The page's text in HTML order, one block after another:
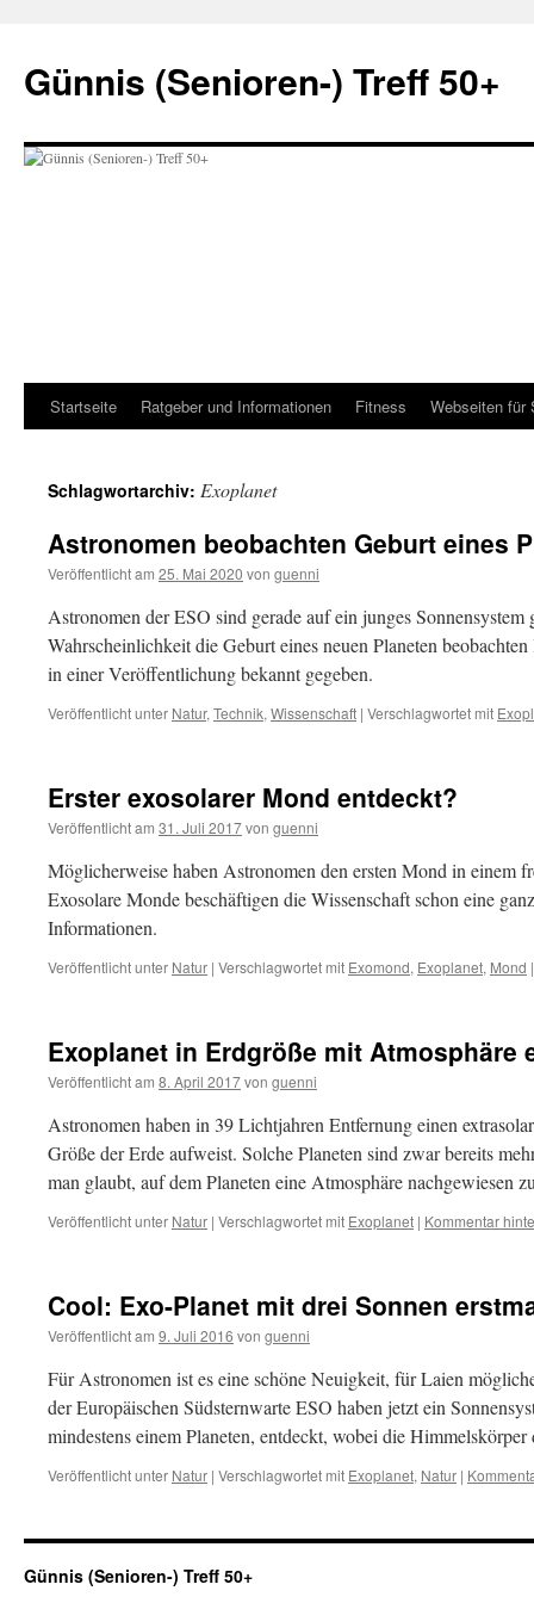
springen
Günnis (Senioren-) Treff 50+
Startseite Ratgeber und Informationen Fitness Webseiten für
Schlagwortarchiv: Exoplanet
Astronomen beobachten Geburt eines
Veröffentlicht am 25. Mai 2020 von guenni
Astronomen der ESO sind gerade auf ein junges
Wahrscheinlichkeit die Geburt eines neuen Planeten
in einer Veröffentlichung bekannt gegeben.
Veröffentlicht unter Natur, Technik, Wissenschaft | Verschlagwortet mit
Erster exosolarer Mond entdeckt?
Veröffentlicht am 31. Juli 2017von guenni
Möglicherweise haben Astronomen den ersten Mond in einem
Exosolare Monde beschäftigen die Wissenschaft schon eine
Informationen.
Veröffentlicht unter Natur | Verschlagwortet mit Exomond, Exoplanet, Mond |
Exoplanet in Erdgröße mit Atmosphäre
Veröffentlicht am 8. April 2017von guenni
Astronomen haben in 39 Lichtjahren Entfernung einen
Größe der Erde aufweist. Solche Planeten sind zwar bereits
man glaubt, auf dem Planeten eine Atmosphäre nachgewiesen
Veröffentlicht unter Natur | Verschlagwortet mit Exoplanet | Kommentar
Cool: Exo-Planet mit drei Sonnen
Veröffentlicht am 9. Juli 2016 von guenni
Für Astronomen ist es eine schöne Neuigkeit, für Laien
der Europäischen Südsternwarte ESO haben jetzt ein
mindestens einem Planeten, entdeckt, wobei die
Veröffentlicht unter Natur | Verschlagwortet mit Exoplanet, Natur |
Günnis (Senioren-) Treff 50+